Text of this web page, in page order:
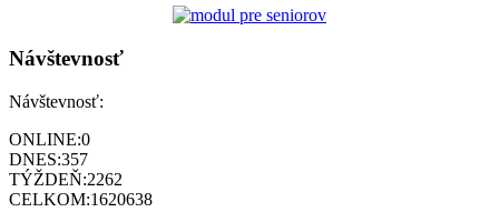
Návštevnosť
Návštevnosť:
ONLINE:0
DNES:357
TÝŽDEŇ:2262
CELKOM:1620638